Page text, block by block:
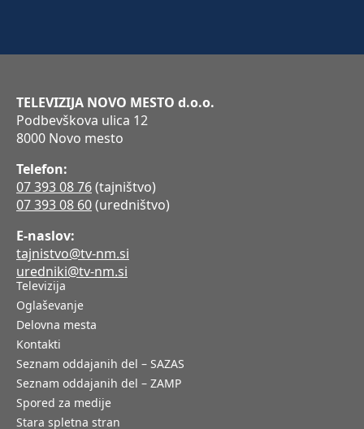
TELEVIZIJA NOVO MESTO d.o.o.
Podbevškova ulica 12
8000 Novo mesto
Telefon:
07 393 08 76(tajništvo)
07 393 08 60(uredništvo)
E-naslov:
tajnistvo@tv-nm.si
uredniki@tv-nm.si
Televizija
Oglaševanje
Delovna mesta
Kontakti
Seznam oddajanih del – SAZAS
Seznam oddajanih del – ZAMP
Spored za medije
Stara spletna stran